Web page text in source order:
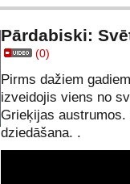
Pārdabiski:
(0)
Pirms dažiem
izveidojis viens no
Grieķijas austrumos.
dziedāšana. .